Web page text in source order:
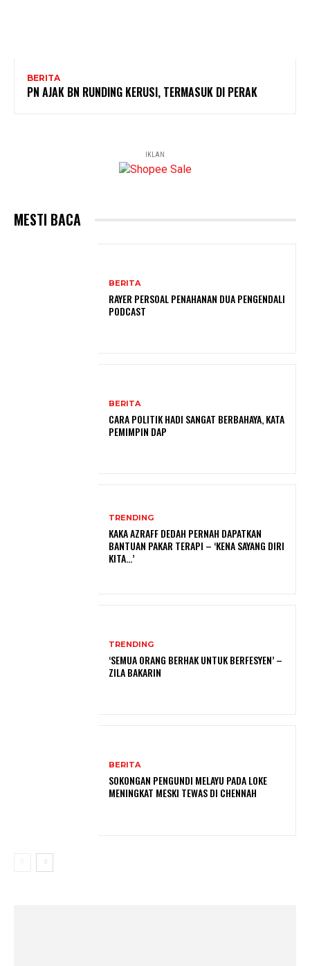
BERITA
PN AJAK BN RUNDING KERUSI, TERMASUK DI PERAK
IKLAN
MESTI BACA
BERITA
RAYER PERSOAL PENAHANAN DUA PENGENDALI
PODCAST
BERITA
CARA POLITIK HADI SANGAT BERBAHAYA, KATA
PEMIMPIN DAP
TRENDING
KAKA AZRAFF DEDAH PERNAH DAPATKAN
BANTUAN PAKAR TERAPI – ‘KENA SAYANG DIRI
KITA…’
TRENDING
‘SEMUA ORANG BERHAK UNTUK BERFESYEN’ –
ZILA BAKARIN
BERITA
SOKONGAN PENGUNDI MELAYU PADA LOKE
MENINGKAT MESKI TEWAS DI CHENNAH